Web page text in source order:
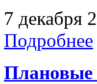
7 декабря
Подробнее
Плановые